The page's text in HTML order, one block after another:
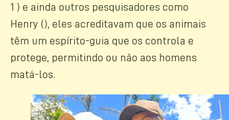
1 ) e ainda outros pesquisadores como
Henry (), eles acreditavam que os animais
têm um espírito-guia que os controla e
protege, permitindo ou não aos homens
matá-los.